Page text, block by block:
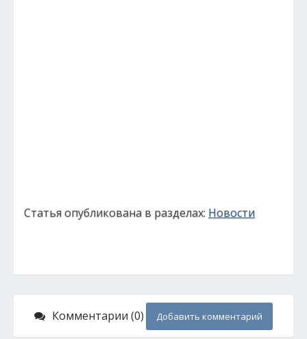
Статья опубликована в разделах: Новости
Комментарии (0) Добавить комментарий